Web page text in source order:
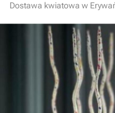
Dostawa kwiatowa w